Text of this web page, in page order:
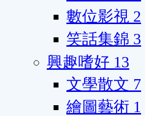
數位影視 2
笑話集錦 3
興趣嗜好 13
文學散文 7
繪圖藝術 1